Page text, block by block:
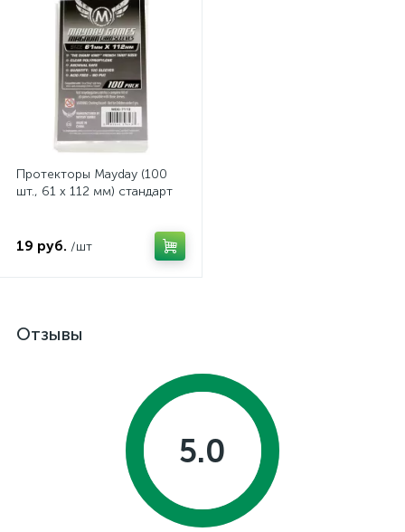
Протекторы Mayday (100
шт., 61 x 112 мм) стандарт
19 руб. /шт
Отзывы
5.0